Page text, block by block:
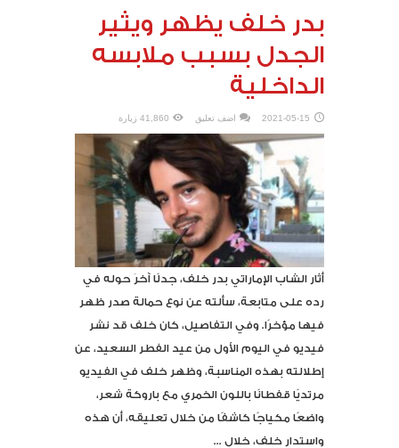
بدر خلف يظهر ويثير
الجدل بسبب ملابسه
الداخلية
2021-05-15 اضف تعليق 41,860 زيارة
أثار الشاب الإماراتي بدر خلف، جدلًا آخرَ حوله في
رده على متابعة، سألته عن نوع حمالة صدر ظهر
فيها مؤخرًا. وفي التفاصيل، كان خلف قد نشر
فيديو في اليوم الأول من عيد الفطر السعيد، عن
إطلالته بهذه المناسبة، وظهر خلف في الفيديو
مرتديًا قفطانًا باللون الخمري مع باروكة شعر،
واضعًا مكياجًا كاشفًا من خلال تعليقه، أن هذه
واستدار خلف، خلال ...